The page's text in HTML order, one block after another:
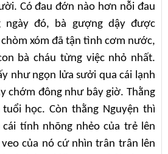
Có đau đớn nào hơn nỗi đau
ngày đó, bà gượng dậy được
xóm đã tận tình cơm nước,
bà cháu từng việc nhỏ nhất.
như ngọn lửa sưởi qua cái lạnh
chớm đông như bây giờ. Thằng
học. Còn thằng Nguyện thì
tính nhõng nhẻo của trẻ lên
của nó cứ nhìn trân trân lên